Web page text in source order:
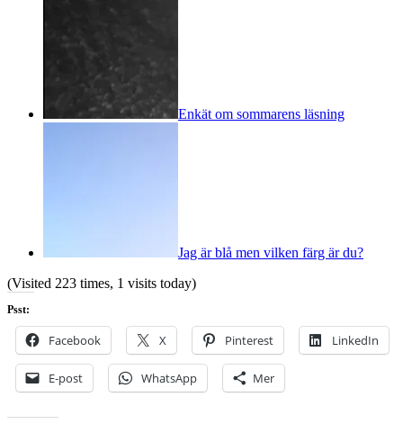
Enkät om sommarens läsning
Jag är blå men vilken färg är du?
(Visited 223 times, 1 visits today)
Psst:
Facebook X Pinterest LinkedIn
E-post WhatsApp Mer